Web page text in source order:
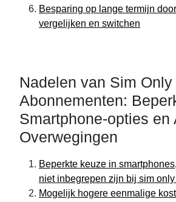
Besparing op lange termijn
vergelijken en switchen
Nadelen van Sim Only
Abonnementen:
Smartphone-opties en
Overwegingen
Beperkte keuze in
niet inbegrepen zijn bij sim
Mogelijk hogere eenmalige